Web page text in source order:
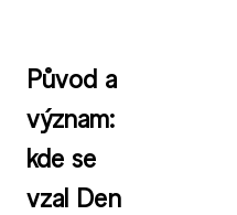
Původ a
význam:
kde se
vzal Den